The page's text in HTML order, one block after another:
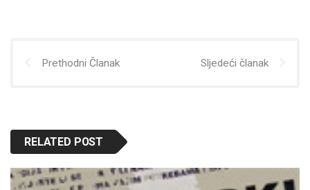
Prethodni Članak Sljedeći članak
RELATED POST